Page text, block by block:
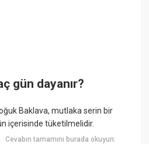
gün dayanır?
Baklava, mutlaka serin bir
içerisinde tüketilmelidir.
Cevabın tamamını burada okuyun: